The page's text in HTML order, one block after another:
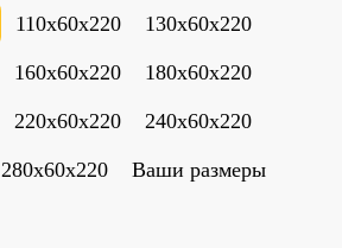
110x60x220 130x60x220
160x60x220 180x60x220
220x60x220 240x60x220
280x60x220 Ваши размеры